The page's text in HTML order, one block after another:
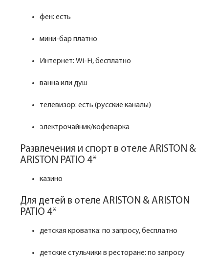
фен: есть
мини-бар платно
Интернет: Wi-Fi, бесплатно
ванна или душ
телевизор: есть (русские каналы)
электрочайник/кофеварка
Развлечения и спорт в отеле ARISTON &
ARISTON PATIO 4*
казино
Для детей в отеле ARISTON & ARISTON
PATIO 4*
детская кроватка: по запросу, бесплатно
детские стульчики в ресторане: по запросу